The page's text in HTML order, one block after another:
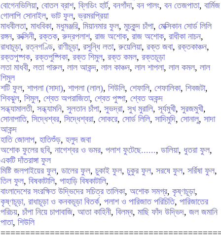
বোগেনভিলিয়া, বোতল ব্রাশ, ব্লিডিং হার্ট, বনগাঁদা, বন পালং, বন তেজপাতা, বার্মিজ
গোলাপি সোনাইল, ভাট ফুল,ভ্রমরপ্রিয়া
মাধবীলতা, মাধবিকা, মধুমঞ্জরি, মিয়ানমার ফুল, মুচকুন্দ চাঁপা, মেক্সিকান সোর্ড লিলি
রঙ্গন,রুক্সিনী, রক্তক,রুদ্রপলাশ, রাজ অশোক, রাজ অশোক, রাধীকা নাচন,
রাধাচূড়া, রত্নগণ্ডি, রাণীচূড়া, রসুন্ধি লতা,রুয়েলিয়া, রক্ত জবা, রক্তকাঞ্চন,
রক্তপুষ্পক, রক্তপুষ্পিকা, রক্ত শিমুল, রক্ত কমল, রক্তচূড়া
লতা মাধবী, লতা পারুল, লাল আকন্দ, লাল কাঞ্চন, লাল শাপলা, লাল কমল, লাল
শিমুল
শটি ফুল, শাপলা (সাদা), শাপলা (লাল), শিউলি, শেফালি, শেফালিকা, শিবজটা,
শিবঝুল, শিমুল, শ্বেত অপরাজিতা, শ্বেত পুষ্পা, শ্বেত অকন্দ
সন্ধ্যামালতী, সন্ধ্যামনি, সুলতান চাঁপা, সুভদ্রা, সুখ মুরালি, সূর্যমুখী, সুরজমুখী,
সোনাপাতি, সিদ্ধেশ্বর, সিদ্ধেশ্বরা, সোকরে, সোর্ড লিলি, সাদিমুদি, সোনালু, সাদা
আকন্দ
হাতি জোলাপ, হাতিশুঁড়, হলুদ জবা
অশোক ফুলের ছবি, নাগেশ্বর ও ভমর, পলাশ ফুটেছে......, ডালিয়া, ধুতরা ফুল,
একটি দাঁতরাঙ্গা ফুল
মিষ্টি জলপাইয়ের ফুল, ডালের ফুল, চুকাই ফুল, চুকুর ফুল, সরষে ফুল, সর্রিষা ফুল,
তিল ফুল, বিষকাটালি, পাহাড়ি বিষকাটালি,
বাংলাদেশের সংরক্ষিত উদ্ভিদের সচিত্র তালিকা, অশোক সমগ্র, কৃষ্ণচূড়া,
কৃষ্ণচূড়া, রাধাচূড়া ও কনকচূড়া বিতর্ক, পলাশ ও পারিজাত পরিচিতি, পারিজাতের
পরিচয়, চাঁপা নিয়ে চাপাবাজি, আতা কাহিনী, বিলম্ব, মাছি ফাঁদ উদ্ভিদ, জল জমানি
পাতা, শিউলি